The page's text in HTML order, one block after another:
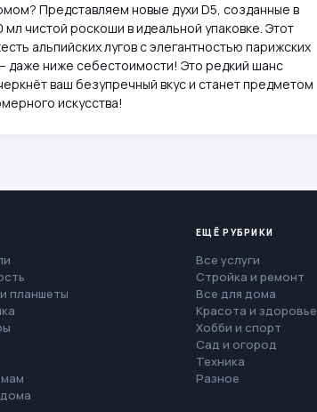
Представляем новые духи D5, созданные в
чистой роскоши в идеальной упаковке. Этот
альпийских лугов с элегантностью парижских
даже ниже себестоимости! Это редкий шанс
ваш безупречный вкус и станет предметом
искусства!
планшеты
ЕЩЁ РУБРИКИ
Все услуги
Стройка и ремонт
Все для дома
Красота и здоровье
Хобби и спорт
Сад и огород
Техника
Разное